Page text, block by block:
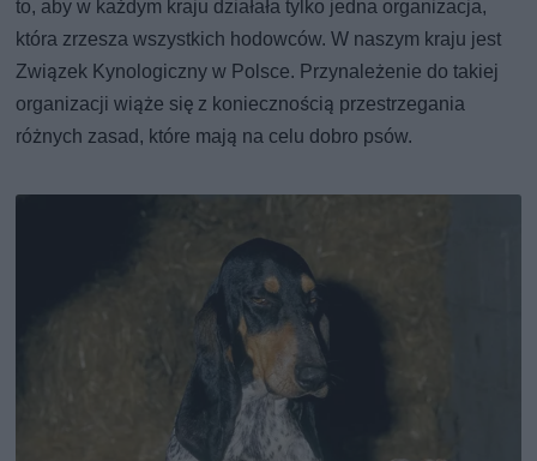
to, aby w każdym kraju działała tylko jedna organizacja,
która zrzesza wszystkich hodowców. W naszym kraju jest
Związek Kynologiczny w Polsce. Przynależenie do takiej
organizacji wiąże się z koniecznością przestrzegania
różnych zasad, które mają na celu dobro psów.